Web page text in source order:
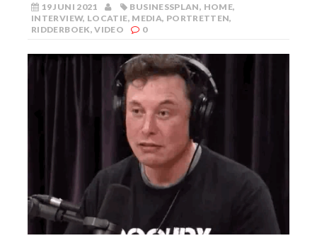
19 JUNI 2021 BUSINESSPLAN, HOME,
INTERVIEW, LOCATIE, MEDIA, PORTRETTEN,
RIDDERBOEK,VIDEO 0